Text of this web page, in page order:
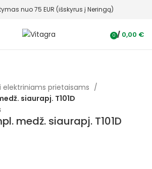
nuo 75 EUR (išskyrus į Neringą)
0 / 0,00 €
elektriniams prietaisams
siaurapj. T101D
medž. siaurapj. T101D